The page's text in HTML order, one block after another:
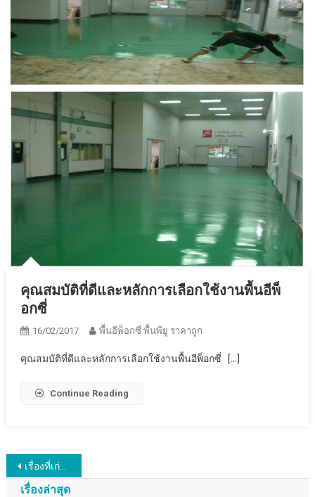
คุณสมบัติที่ดีและหลักการเลือกใช้งานพื้นอีพ็
อกซี่
16/02/2017 พื้นอีพ็อกซี่ พื้นพียู ราคาถูก
คุณสมบัติที่ดีและหลักการเลือกใช้งานพื้นอีพ็อกซี่ […]
Continue Reading
แนะแนว
เรื่องที่เก่ากว่า
เรื่องล่าสุด